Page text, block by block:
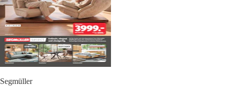
Segmüller